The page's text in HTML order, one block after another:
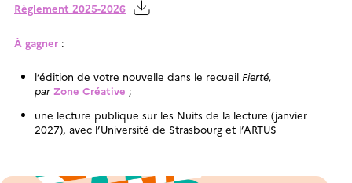
Règlement 2025-2026
À gagner :
l’édition de votre nouvelle dans le recueil Fierté,
parZone Créative ;
une lecture publique sur les Nuits de la lecture (janvier
2027), avec l’Université de Strasbourg et l’ARTUS